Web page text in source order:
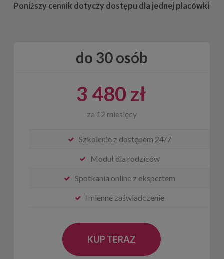
Poniższy cennik dotyczy dostępu dla jednej placówki
do 30 osób
3 480 zł
za 12 miesięcy
Szkolenie z dostępem 24/7
Moduł dla rodziców
Spotkania online z ekspertem
Imienne zaświadczenie
KUP TERAZ